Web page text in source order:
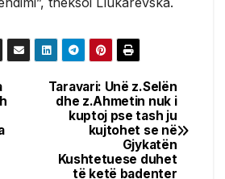
Taravari: Unë z.Selën
dhe z.Ahmetin nuk i
kuptoj pse tash ju
kujtohet se në
Gjykatën
Kushtetuese duhet
të ketë badenter